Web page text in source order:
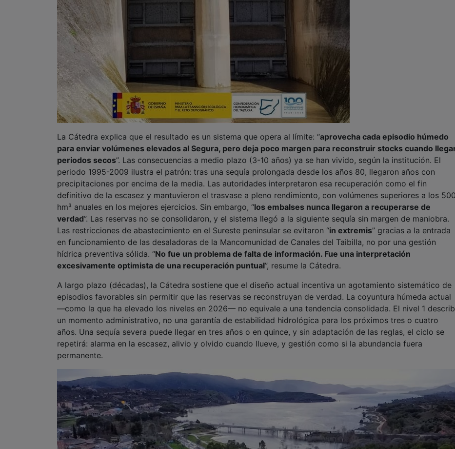
La Cátedra explica que el resultado es un sistema que opera al límite: “
aprovecha cada episodio húmedo
para enviar volúmenes elevados al Segura, pero deja poco margen para reconstruir stocks cuando llegan
periodos secos”. Las consecuencias a medio plazo (3-10 años) ya se han vivido, según la institución. El
periodo 1995-2009 ilustra el patrón: tras una sequía prolongada desde los años 80, llegaron años con
precipitaciones por encima de la media. Las autoridades interpretaron esa recuperación como el fin
definitivo de la escasez y mantuvieron el trasvase a pleno rendimiento, con volúmenes superiores a los 500
hm³ anuales en los mejores ejercicios. Sin embargo, “los embalses nunca llegaron a recuperarse de
verdad”. Las reservas no se consolidaron, y el sistema llegó a la siguiente sequía sin margen de maniobra.
Las restricciones de abastecimiento en el Sureste peninsular se evitaron “in extremis” gracias a la entrada
en funcionamiento de las desaladoras de la Mancomunidad de Canales del Taibilla, no por una gestión
hídrica preventiva sólida. “No fue un problema de falta de información. Fue una interpretación
excesivamente optimista de una recuperación puntual”, resume la Cátedra.
A largo plazo (décadas), la Cátedra sostiene que el diseño actual incentiva un agotamiento sistemático de
episodios favorables sin permitir que las reservas se reconstruyan de verdad. La coyuntura húmeda actual
—como la que ha elevado los niveles en 2026— no equivale a una tendencia consolidada. El nivel 1 describe
un momento administrativo, no una garantía de estabilidad hidrológica para los próximos tres o cuatro
años. Una sequía severa puede llegar en tres años o en quince, y sin adaptación de las reglas, el ciclo se
repetirá: alarma en la escasez, alivio y olvido cuando llueve, y gestión como si la abundancia fuera
permanente.